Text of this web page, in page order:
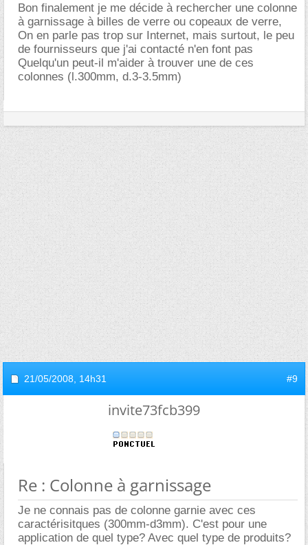
Bon finalement je me décide à rechercher une colonne
à garnissage à billes de verre ou copeaux de verre,
On en parle pas trop sur Internet, mais surtout, le peu
de fournisseurs que j'ai contacté n'en font pas
Quelqu'un peut-il m'aider à trouver une de ces
colonnes (l.300mm, d.3-3.5mm)
21/05/2008, 14h31 #9
invite73fcb399
Re : Colonne à garnissage
Je ne connais pas de colonne garnie avec ces
caractérisitques (300mm-d3mm). C'est pour une
application de quel type? Avec quel type de produits?